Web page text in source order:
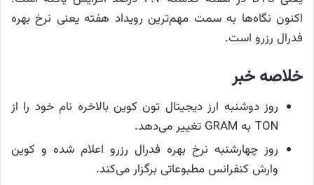
اکنون نگاه‌ها به سمت مهم‌ترین رویداد هفته یعنی نرخ بهره
فدرال رزرو است.
خلاصه خبر
روز دوشنبه ارز دیجیتال تون کوین بالاخره نام خود را از
TON به GRAM تغییر می‌دهد.
روز چهارشنبه نرخ بهره فدرال رزرو اعلام شده و کوین
وارش کنفرانس مطبوعاتی برگزار می‌کند.